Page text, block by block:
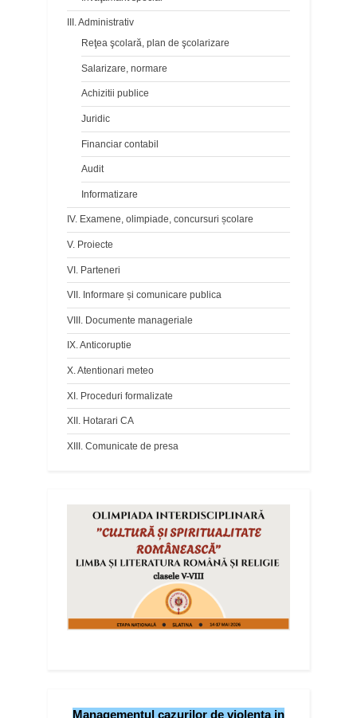
III. Administrativ
Reţea şcolară, plan de şcolarizare
Salarizare, normare
Achizitii publice
Juridic
Financiar contabil
Audit
Informatizare
IV. Examene, olimpiade, concursuri școlare
V. Proiecte
VI. Parteneri
VII. Informare și comunicare publica
VIII. Documente manageriale
IX. Anticoruptie
X. Atentionari meteo
XI. Proceduri formalizate
XII. Hotarari CA
XIII. Comunicate de presa
Managementul cazurilor de violenta in